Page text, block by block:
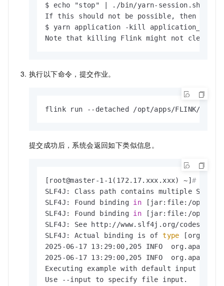
$ echo "stop" | ./bin/yarn-session.sh -id
If this should not be possible, then you
$ yarn application -kill
Note that killing Flink might not clean
执行以下命令，提交作业。
flink run --detached /opt/apps/FLINK/flink-
提交成功后，系统会返回如下类似信息。
[root@master-1-1(172.17.xxx.xxx) ~] # flink
SLF4J: Class path contains multiple SLF4J
SLF4J: Found binding in [jar:file:/opt/
SLF4J: Found binding in [jar:file:/opt/apps/
SLF4J: See http://www.slf4j.org/codes.html
SLF4J: Actual binding is of type
2025-06-17 13:29:00,205 INFO
2025-06-17 13:29:00,205 INFO
Executing example with default input data.
Use --input to specify file input.